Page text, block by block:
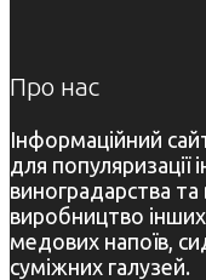
Про нас
Інформаційний
для популяризації
виноградарства
виробництво інших
медових напоїв,
суміжних галузей.